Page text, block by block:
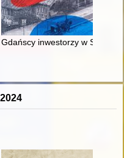
drawskiego od
Gdańscy inwestorzy w